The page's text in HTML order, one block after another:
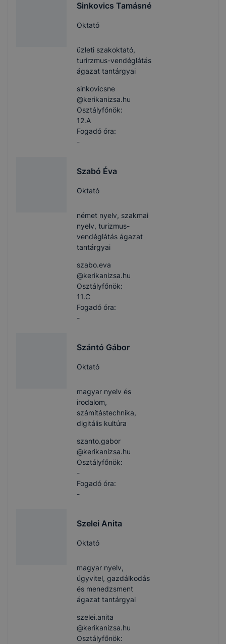
Sinkovics Tamásné
Oktató
üzleti szakoktató,
turirzmus-vendéglátás
ágazat tantárgyai
sinkovicsne​
@kerikanizsa.hu
Osztályfőnök:
12.A
Fogadó óra:
-
Szabó Éva
Oktató
német nyelv, szakmai
nyelv, turizmus-
vendéglátás ágazat
tantárgyai
szabo.eva​
@kerikanizsa.hu
Osztályfőnök:
11.C
Fogadó óra:
-
Szántó Gábor
Oktató
magyar nyelv és
irodalom,
számítástechnika,
digitális kultúra
szanto.gabor​
@kerikanizsa.hu
Osztályfőnök:
-
Fogadó óra:
-
Szelei Anita
Oktató
magyar nyelv,
ügyvitel, gazdálkodás
és menedzsment
ágazat tantárgyai
szelei.anita​
@kerikanizsa.hu
Osztályfőnök: